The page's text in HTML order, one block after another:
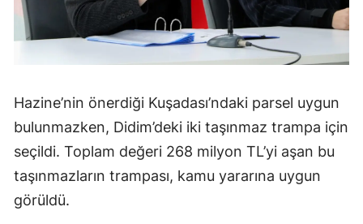
Hazine’nin önerdiği Kuşadası’ndaki parsel uygun
bulunmazken, Didim’deki iki taşınmaz trampa için
seçildi. Toplam değeri 268 milyon TL’yi aşan bu
taşınmazların trampası, kamu yararına uygun
görüldü.